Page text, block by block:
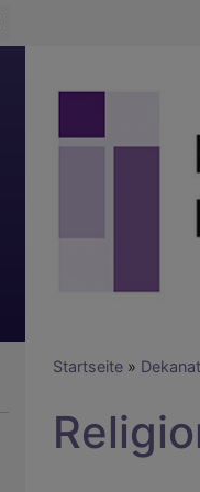
Startseite Dekanat